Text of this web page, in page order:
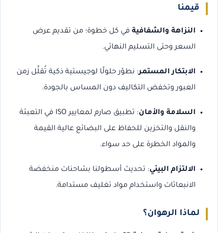
قيمنا
النزاهة والشفافيةفي كل خطوة؛ من تقديم عرض
السعر وحتى التسليم النهائي.
الابتكار المستمر: نطوّر حلولًا لوجيستية ذكية تُقلِّل زمن
العبور وتخفض التكاليف دون المساس بالجودة.
السلامة والأمان
: تطبيق صارم لمعايير ISO في التعبئة
والنقل والتخزين للحفاظ على البضائع عالية القيمة
والمواد الخطرة على حد سواء.
الالتزام البيئي: تحديث أسطولنا بشاحنات منخفضة
الانبعاثات واستخدام مواد تغليف مستدامة.
لماذا الرهوان؟